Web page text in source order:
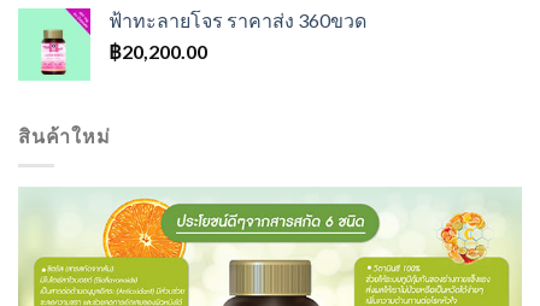
ฟ้าทะลายโจร ราคาส่ง 360ขวด
฿20,200.00
สินค้าใหม่